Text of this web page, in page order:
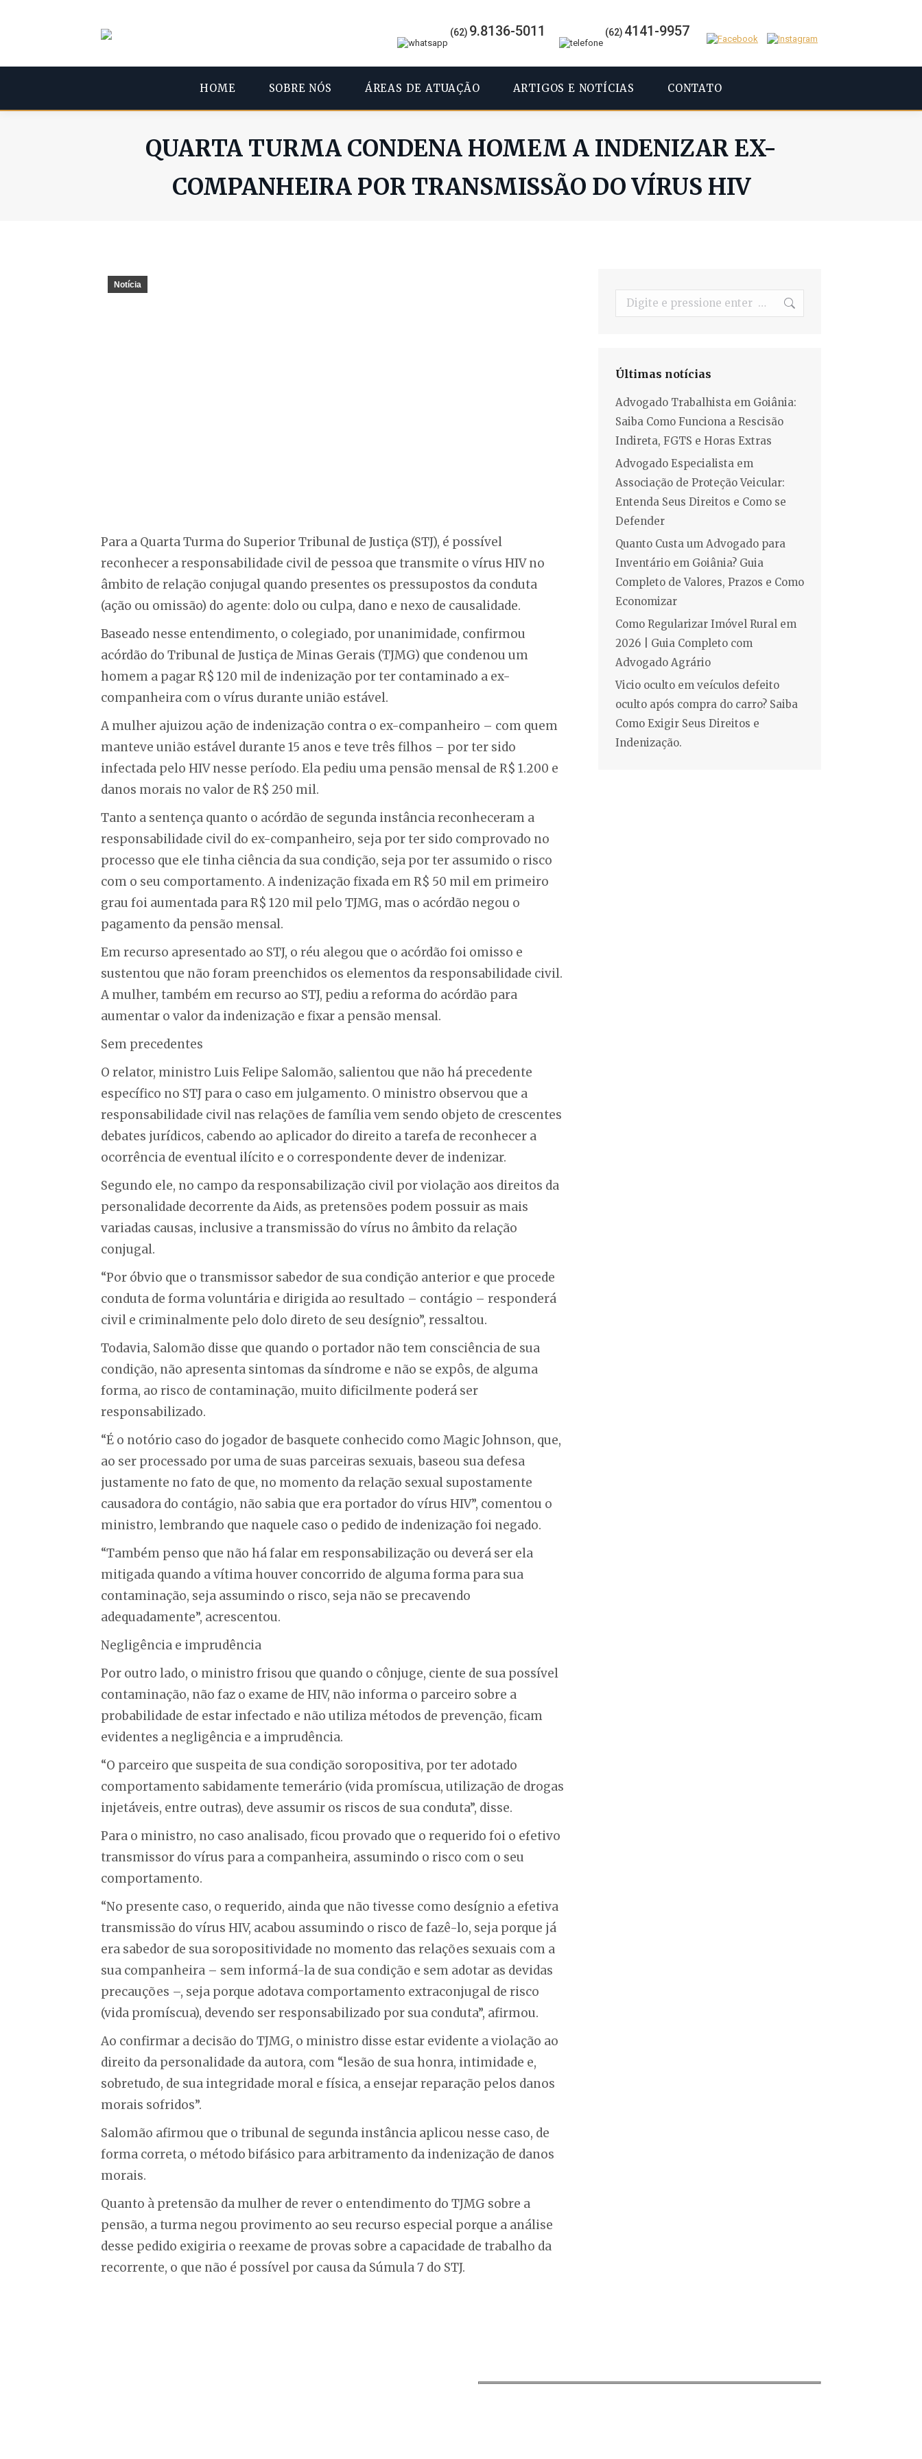
(62) 9.8136-5011 (62) 4141-9957
HOME SOBRE NÓS ÁREAS DE ATUAÇÃO ARTIGOS E NOTÍCIAS CONTATO
QUARTA TURMA CONDENA HOMEM A INDENIZAR EX-
COMPANHEIRA POR TRANSMISSÃO DO VÍRUS HIV
Notícia
Para a Quarta Turma do Superior Tribunal de Justiça (STJ), é possível
reconhecer a responsabilidade civil de pessoa que transmite o vírus HIV no
âmbito de relação conjugal quando presentes os pressupostos da conduta
(ação ou omissão) do agente: dolo ou culpa, dano e nexo de causalidade.
Baseado nesse entendimento, o colegiado, por unanimidade, confirmou
acórdão do Tribunal de Justiça de Minas Gerais (TJMG) que condenou um
homem a pagar R$ 120 mil de indenização por ter contaminado a ex-
companheira com o vírus durante união estável.
A mulher ajuizou ação de indenização contra o ex-companheiro – com quem
manteve união estável durante 15 anos e teve três filhos – por ter sido
infectada pelo HIV nesse período. Ela pediu uma pensão mensal de R$ 1.200 e
danos morais no valor de R$ 250 mil.
Tanto a sentença quanto o acórdão de segunda instância reconheceram a
responsabilidade civil do ex-companheiro, seja por ter sido comprovado no
processo que ele tinha ciência da sua condição, seja por ter assumido o risco
com o seu comportamento. A indenização fixada em R$ 50 mil em primeiro
grau foi aumentada para R$ 120 mil pelo TJMG, mas o acórdão negou o
pagamento da pensão mensal.
Em recurso apresentado ao STJ, o réu alegou que o acórdão foi omisso e
sustentou que não foram preenchidos os elementos da responsabilidade civil.
A mulher, também em recurso ao STJ, pediu a reforma do acórdão para
aumentar o valor da indenização e fixar a pensão mensal.
Sem precedentes
O relator, ministro Luis Felipe Salomão, salientou que não há precedente
específico no STJ para o caso em julgamento. O ministro observou que a
responsabilidade civil nas relações de família vem sendo objeto de crescentes
debates jurídicos, cabendo ao aplicador do direito a tarefa de reconhecer a
ocorrência de eventual ilícito e o correspondente dever de indenizar.
Segundo ele, no campo da responsabilização civil por violação aos direitos da
personalidade decorrente da Aids, as pretensões podem possuir as mais
variadas causas, inclusive a transmissão do vírus no âmbito da relação
conjugal.
“Por óbvio que o transmissor sabedor de sua condição anterior e que procede
conduta de forma voluntária e dirigida ao resultado – contágio – responderá
civil e criminalmente pelo dolo direto de seu desígnio”, ressaltou.
Todavia, Salomão disse que quando o portador não tem consciência de sua
condição, não apresenta sintomas da síndrome e não se expôs, de alguma
forma, ao risco de contaminação, muito dificilmente poderá ser
responsabilizado.
“É o notório caso do jogador de basquete conhecido como Magic Johnson, que,
ao ser processado por uma de suas parceiras sexuais, baseou sua defesa
justamente no fato de que, no momento da relação sexual supostamente
causadora do contágio, não sabia que era portador do vírus HIV”, comentou o
ministro, lembrando que naquele caso o pedido de indenização foi negado.
“Também penso que não há falar em responsabilização ou deverá ser ela
mitigada quando a vítima houver concorrido de alguma forma para sua
contaminação, seja assumindo o risco, seja não se precavendo
adequadamente”, acrescentou.
Negligência e imprudência
Por outro lado, o ministro frisou que quando o cônjuge, ciente de sua possível
contaminação, não faz o exame de HIV, não informa o parceiro sobre a
probabilidade de estar infectado e não utiliza métodos de prevenção, ficam
evidentes a negligência e a imprudência.
“O parceiro que suspeita de sua condição soropositiva, por ter adotado
comportamento sabidamente temerário (vida promíscua, utilização de drogas
injetáveis, entre outras), deve assumir os riscos de sua conduta”, disse.
Para o ministro, no caso analisado, ficou provado que o requerido foi o efetivo
transmissor do vírus para a companheira, assumindo o risco com o seu
comportamento.
“No presente caso, o requerido, ainda que não tivesse como desígnio a efetiva
transmissão do vírus HIV, acabou assumindo o risco de fazê-lo, seja porque já
era sabedor de sua soropositividade no momento das relações sexuais com a
sua companheira – sem informá-la de sua condição e sem adotar as devidas
precauções –, seja porque adotava comportamento extraconjugal de risco
(vida promíscua), devendo ser responsabilizado por sua conduta”, afirmou.
Ao confirmar a decisão do TJMG, o ministro disse estar evidente a violação ao
direito da personalidade da autora, com “lesão de sua honra, intimidade e,
sobretudo, de sua integridade moral e física, a ensejar reparação pelos danos
morais sofridos”.
Salomão afirmou que o tribunal de segunda instância aplicou nesse caso, de
forma correta, o método bifásico para arbitramento da indenização de danos
morais.
Quanto à pretensão da mulher de rever o entendimento do TJMG sobre a
pensão, a turma negou provimento ao seu recurso especial porque a análise
desse pedido exigiria o reexame de provas sobre a capacidade de trabalho da
recorrente, o que não é possível por causa da Súmula 7 do STJ.
Search:
Últimas notícias
Advogado Trabalhista em Goiânia:
Saiba Como Funciona a Rescisão
Indireta, FGTS e Horas Extras
Advogado Especialista em
Associação de Proteção Veicular:
Entenda Seus Direitos e Como se
Defender
Quanto Custa um Advogado para
Inventário em Goiânia? Guia
Completo de Valores, Prazos e Como
Economizar
Como Regularizar Imóvel Rural em
2026 | Guia Completo com
Advogado Agrário
Vicio oculto em veículos defeito
oculto após compra do carro? Saiba
Como Exigir Seus Direitos e
Indenização.